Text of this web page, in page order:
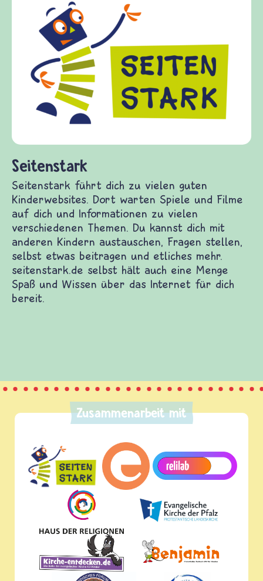
Dort warten Spiele und Filme auf
Themen. Du kannst dich mit anderen
etwas beitragen und etliches mehr.
Frieden Fragen
frieden-fragen.de ist ein Internet-Angebot
Kinder, Eltern und ErzieherInnen das zu
Fragen von Krieg und Frieden, Streit und
Gewalt informiert und einen Austausch zu
diesem Themenbereich ermöglicht. frieden-
fragen.de bietet Antworten auf wichtige
und Frieden, Streit und Gewalt.
Zusammenarbeit mit